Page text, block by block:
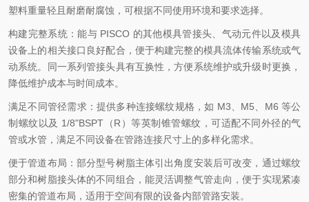
塑料重量轻且耐磨耐腐蚀，可根据不同使用环境和要求选择。
构建完整系统：能与 PISCO 的其他模具管接头、气动元件以及模具
设备上的相关接口良好配合，便于构建完整的模具流体传输系统或气
动系统。同一系列管接头具有互换性，方便系统维护或升级时更换，
降低维护成本与时间成本。
满足不同管径需求：提供多种连接螺纹规格，如 M3、M5、M6 等公
制螺纹以及 1/8"BSPT（R）等英制锥管螺纹，可适配不同外径的气
管或水管，满足不同设备在管路连接尺寸上的多样化需求。
便于管道布局：部分型号树脂主体引出角度安装后可改变，通过螺纹
部分和树脂接头体的不同组合，能灵活调整气管走向，便于实现紧凑
密集的管道布局，适用于空间有限的设备内部管路安装。